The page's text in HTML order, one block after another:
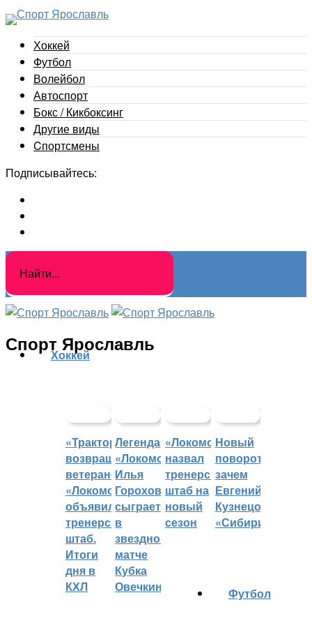
Хоккей
Футбол
Волейбол
Автоспорт
Бокс / Кикбоксинг
Другие виды
Cпортсмены
Подписывайтесь:
Спорт Ярославль
Хоккей
«Трактор»
возвращает
ветеранов,
«Локомотив»
объявил
тренерский
штаб.
Итоги
дня в
КХЛ
Легенда
«Локомотива»
Илья
Горохов
сыграет
в
звездном
матче
Кубка
Овечкина
«Локомотив»
назвал
тренерский
штаб на
новый
сезон
Новый
поворот:
зачем
Евгений
Кузнецов
«Сибири»?
Футбол